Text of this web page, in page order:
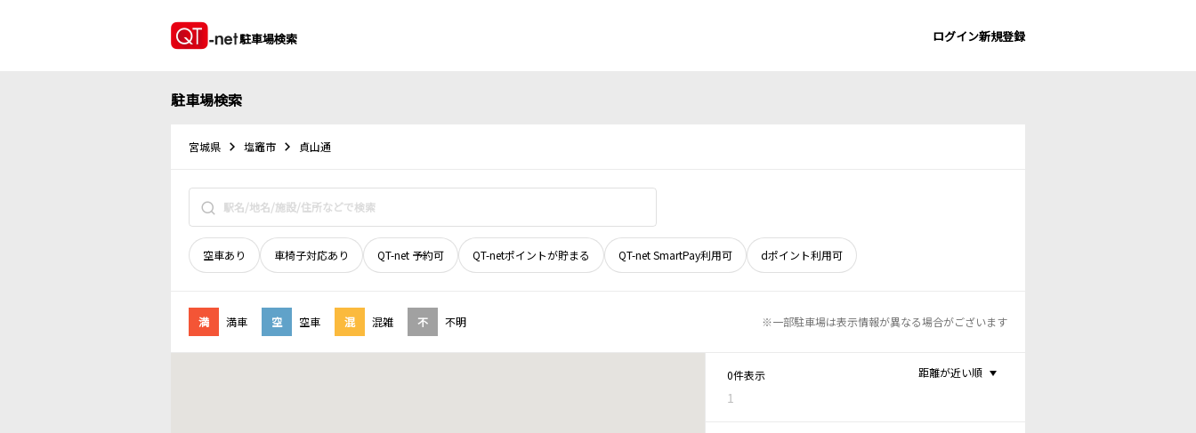
駐車場検索 ログイン新規登録
駐車場検索
宮城県 塩竈市 貞山通
空車あり 車椅子対応あり QT-net 予約可 QT-netポイントが貯まる QT-net SmartPay利用可 dポイント利用可
満 満車 空 空車 混 混雑 不 不明 ※一部駐車場は表示情報が異なる場合がございます
0件表示
1
距離が近い順